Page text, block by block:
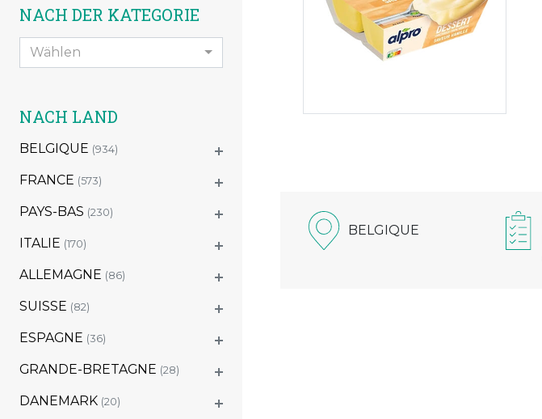
NACH DER KATEGORIE
Wählen
NACH LAND
BELGIQUE (934)
FRANCE (573)
PAYS-BAS (230)
ITALIE (170)
ALLEMAGNE (86)
SUISSE (82)
ESPAGNE (36)
GRANDE-BRETAGNE (28)
DANEMARK (20)
BELGIQUE